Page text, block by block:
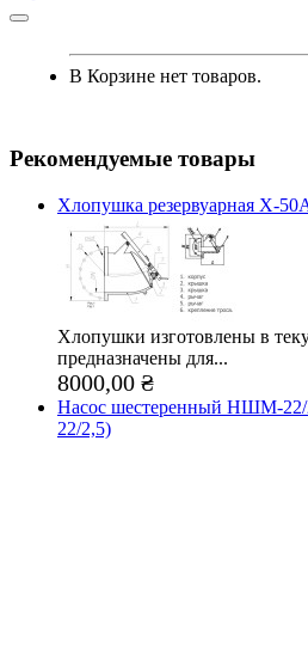
В Корзине нет товаров.
Рекомендуемые товары
Хлопушка резервуарная Х-
Хлопушки изготовлены в
предназначены для...
8000,00 ₴
Насос шестеренный НШМ-22/
22/2,5)